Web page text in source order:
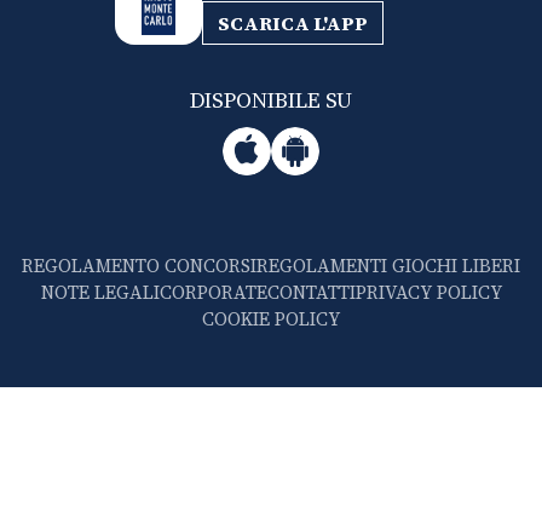
SCARICA L'APP
DISPONIBILE SU
REGOLAMENTO CONCORSIREGOLAMENTI GIOCHI LIBERI
NOTE LEGALICORPORATECONTATTIPRIVACY POLICY
COOKIE POLICY